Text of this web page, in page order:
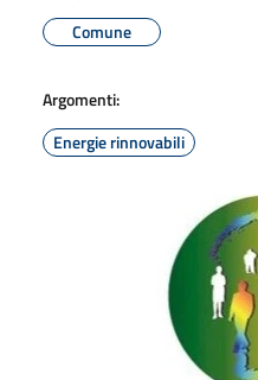
Comune
Argomenti:
Energie rinnovabili